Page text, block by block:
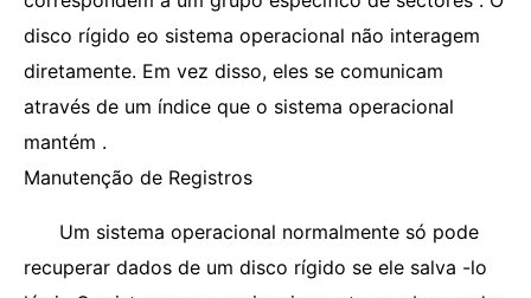
disco rígido eo sistema operacional não interagem
diretamente. Em vez disso, eles se comunicam
através de um índice que o sistema operacional
mantém .
Manutenção de Registros
Um sistema operacional normalmente só pode
recuperar dados de um disco rígido se ele salva -lo